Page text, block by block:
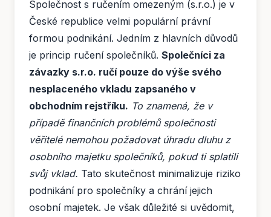
Společnost s ručením omezeným (s.r.o.) je v
České republice velmi populární právní
formou podnikání. Jedním z hlavních důvodů
je princip ručení společníků. Společníci za
závazky s.r.o. ručí pouze do výše svého
nesplaceného vkladu zapsaného v
obchodním rejstříku. To znamená, že v
případě finančních problémů společnosti
věřitelé nemohou požadovat úhradu dluhu z
osobního majetku společníků, pokud ti splatili
svůj vklad. Tato skutečnost minimalizuje riziko
podnikání pro společníky a chrání jejich
osobní majetek. Je však důležité si uvědomit,